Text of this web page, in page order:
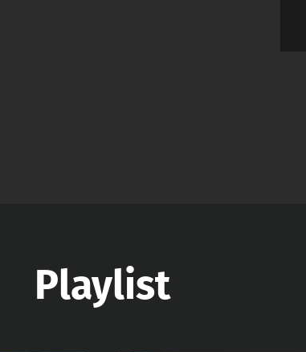
Playlist